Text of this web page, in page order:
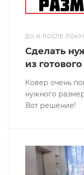
ДО И ПОСЛЕ
Сделать
из
Ковер очень
нужного
Вот решение!